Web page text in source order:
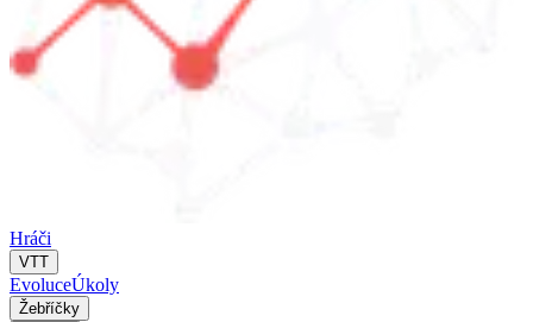
Hráči
VTT
EvoluceÚkoly
Žebříčky